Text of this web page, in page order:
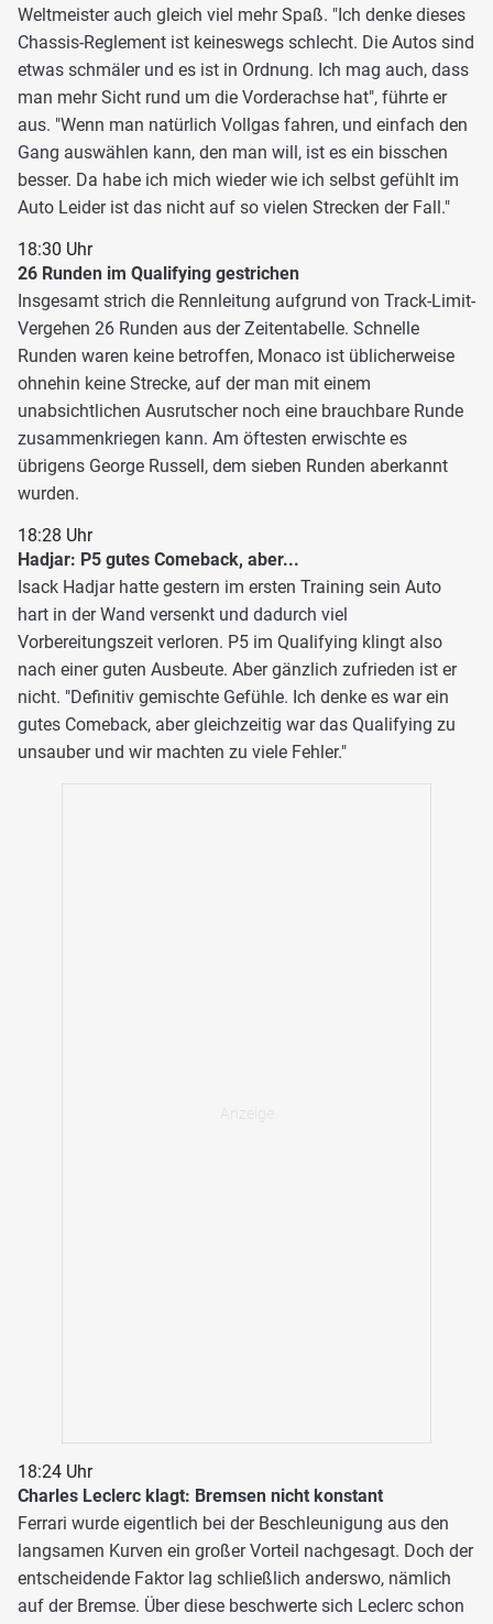
Weltmeister auch gleich viel mehr Spaß. "Ich denke dieses
Chassis-Reglement ist keineswegs schlecht. Die Autos sind
etwas schmäler und es ist in Ordnung. Ich mag auch, dass
man mehr Sicht rund um die Vorderachse hat", führte er
aus. "Wenn man natürlich Vollgas fahren, und einfach den
Gang auswählen kann, den man will, ist es ein bisschen
besser. Da habe ich mich wieder wie ich selbst gefühlt im
Auto Leider ist das nicht auf so vielen Strecken der Fall."
18:30 Uhr
26 Runden im Qualifying gestrichen
Insgesamt strich die Rennleitung aufgrund von Track-Limit-
Vergehen 26 Runden aus der Zeitentabelle. Schnelle
Runden waren keine betroffen, Monaco ist üblicherweise
ohnehin keine Strecke, auf der man mit einem
unabsichtlichen Ausrutscher noch eine brauchbare Runde
zusammenkriegen kann. Am öftesten erwischte es
übrigens George Russell, dem sieben Runden aberkannt
wurden.
18:28 Uhr
Hadjar: P5 gutes Comeback, aber...
Isack Hadjar hatte gestern im ersten Training sein Auto
hart in der Wand versenkt und dadurch viel
Vorbereitungszeit verloren. P5 im Qualifying klingt also
nach einer guten Ausbeute. Aber gänzlich zufrieden ist er
nicht. "Definitiv gemischte Gefühle. Ich denke es war ein
gutes Comeback, aber gleichzeitig war das Qualifying zu
unsauber und wir machten zu viele Fehler."
18:24 Uhr
Charles Leclerc klagt: Bremsen nicht konstant
Ferrari wurde eigentlich bei der Beschleunigung aus den
langsamen Kurven ein großer Vorteil nachgesagt. Doch der
entscheidende Faktor lag schließlich anderswo, nämlich
auf der Bremse. Über diese beschwerte sich Leclerc schon